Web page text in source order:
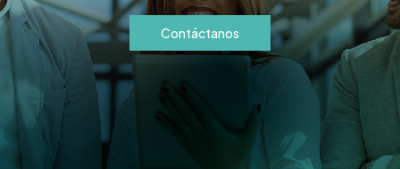
Contáctanos